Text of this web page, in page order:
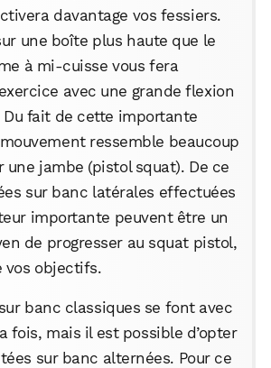
davantage vos fessiers.
une boîte plus haute que le
à mi-cuisse vous fera
avec une grande flexion
fait de cette importante
ressemble beaucoup
une jambe (pistol squat). De ce
sur banc latérales effectuées
importante peuvent être un
de progresser au squat pistol,
vos objectifs.
banc classiques se font avec
fois, mais il est possible d’opter
sur banc alternées. Pour ce